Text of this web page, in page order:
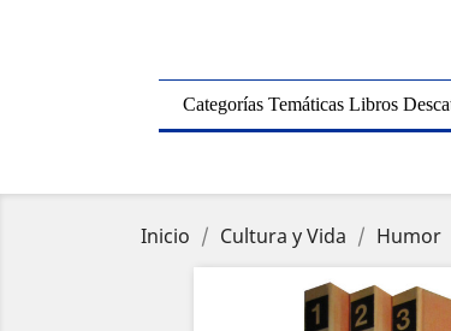
Categorías Temáticas Libros
Inicio Cultura y Vida Humor